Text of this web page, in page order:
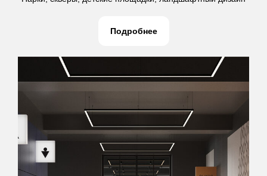
Подробнее